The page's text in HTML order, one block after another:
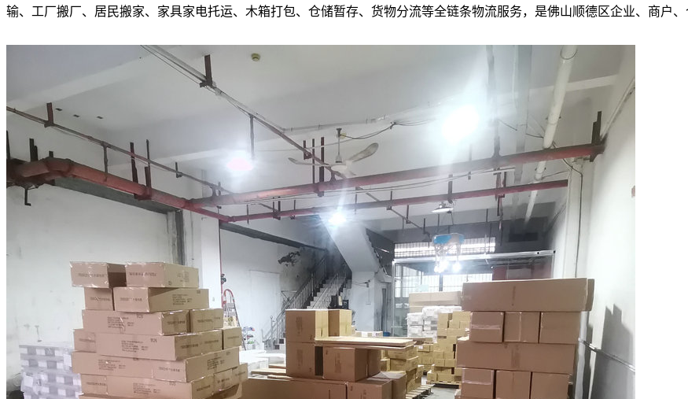
输、工厂搬厂、居民搬家、家具家电托运、木箱打包、仓储暂存、货物分流等全链条物流服务，是佛山顺德区企业、商户、